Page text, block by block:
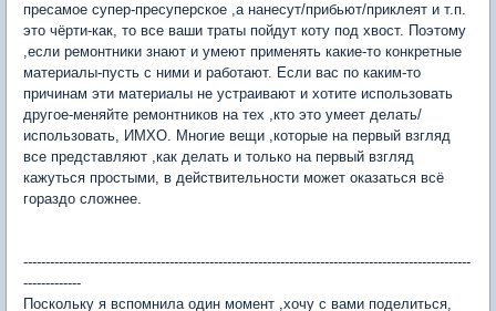
пресамое супер-пресуперское ,а нанесут/прибьют/приклеят и т.п.
это чёрти-как, то все ваши траты пойдут коту под хвост. Поэтому
,если ремонтники знают и умеют применять какие-то конкретные
материалы-пусть с ними и работают. Если вас по каким-то
причинам эти материалы не устраивают и хотите использовать
другое-меняйте ремонтников на тех ,кто это умеет делать/
использовать, ИМХО. Многие вещи ,которые на первый взгляд
все представляют ,как делать и только на первый взгляд
кажуться простыми, в действительности может оказаться всё
гораздо сложнее.
-----------------------------------------------------------------------------------------------------
-------------
Поскольку я вспомнила один момент ,хочу с вами поделиться,